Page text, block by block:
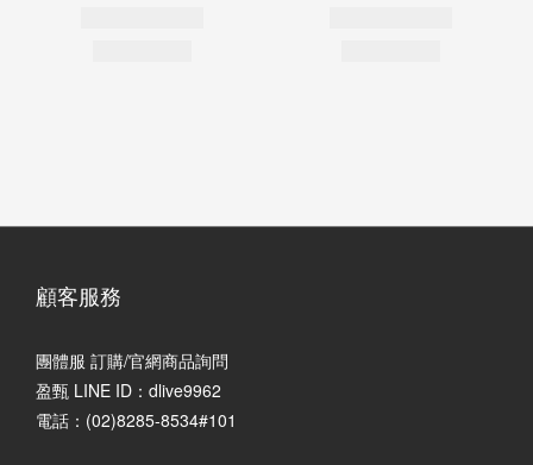
顧客服務
團體服 訂購/官網商品詢問
盈甄 LINE ID：dlive9962
電話：(02)8285-8534#101